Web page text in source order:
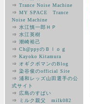
⇒ Trance Noise Machine
⇒ MY SPACE Trance
Noise Machine
⇒ 水江慎一郎ＨＰ
⇒ 水江英樹
⇒ 潮崎裕己
⇒ Ch@ppyのＢｌｏｇ
⇒ Kayoko Kitamura
⇒ オギクボマンのBlog
⇒ 染谷俊のofficial Site
⇒ 浦和レッズ山田選手の公
式サイト
⇒ 広島のすぱい
⇒
ミルク親父 milk082